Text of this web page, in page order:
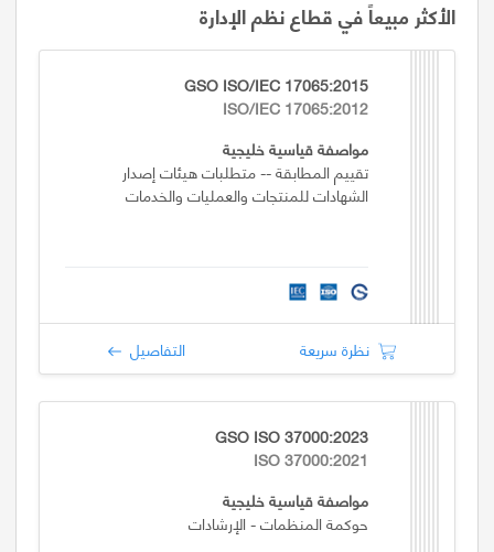
الأكثر مبيعاً في قطاع نظم الإدارة
GSO ISO/IEC 17065:2015
ISO/IEC 17065:2012
مواصفة قياسية خليجية
تقييم المطابقة -- متطلبات هيئات إصدار
الشهادات للمنتجات والعمليات والخدمات
نظرة سريعة التفاصيل
GSO ISO 37000:2023
ISO 37000:2021
مواصفة قياسية خليجية
حوكمة المنظمات - الإرشادات